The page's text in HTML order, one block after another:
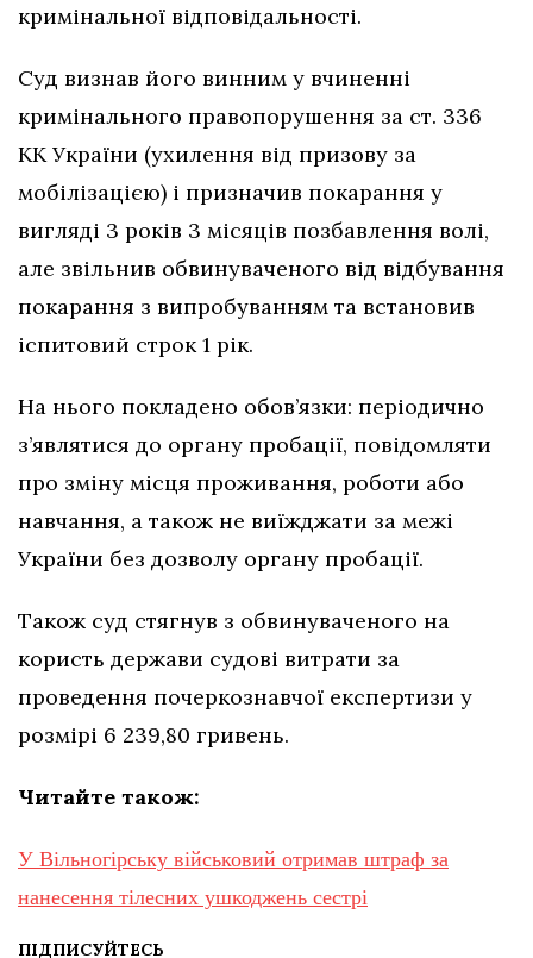
кримінальної відповідальності.
Суд визнав його винним у вчиненні
кримінального правопорушення за ст. 336
КК України (ухилення від призову за
мобілізацією) і призначив покарання у
вигляді 3 років 3 місяців позбавлення волі,
але звільнив обвинуваченого від відбування
покарання з випробуванням та встановив
іспитовий строк 1 рік.
На нього покладено обов’язки: періодично
з’являтися до органу пробації, повідомляти
про зміну місця проживання, роботи або
навчання, а також не виїжджати за межі
України без дозволу органу пробації.
Також суд стягнув з обвинуваченого на
користь держави судові витрати за
проведення почеркознавчої експертизи у
розмірі 6 239,80 гривень.
Читайте також:
У Вільногірську військовий отримав штраф за
нанесення тілесних ушкоджень сестрі
ПІДПИСУЙТЕСЬ